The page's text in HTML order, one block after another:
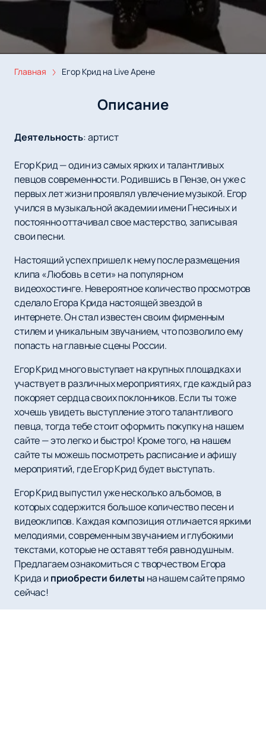
Главная Егор Крид на Live Арене
Описание
Деятельность:артист
Егор Крид — один из самых ярких и талантливых
певцов современности. Родившись в Пензе, он уже с
первых лет жизни проявлял увлечение музыкой. Егор
учился в музыкальной академии имени Гнесиных и
постоянно оттачивал свое мастерство, записывая
свои песни.
Настоящий успех пришел к нему после размещения
клипа «Любовь в сети» на популярном
видеохостинге. Невероятное количество просмотров
сделало Егора Крида настоящей звездой в
интернете. Он стал известен своим фирменным
стилем и уникальным звучанием, что позволило ему
попасть на главные сцены России.
Егор Крид много выступает на крупных площадках и
участвует в различных мероприятиях, где каждый раз
покоряет сердца своих поклонников. Если ты тоже
хочешь увидеть выступление этого талантливого
певца, тогда тебе стоит оформить покупку на нашем
сайте — это легко и быстро! Кроме того, на нашем
сайте ты можешь посмотреть расписание и афишу
мероприятий, где Егор Крид будет выступать.
Егор Крид выпустил уже несколько альбомов, в
которых содержится большое количество песен и
видеоклипов. Каждая композиция отличается яркими
мелодиями, современным звучанием и глубокими
текстами, которые не оставят тебя равнодушным.
Предлагаем ознакомиться с творчеством Егора
Крида и приобрести билеты на нашем сайте прямо
сейчас!